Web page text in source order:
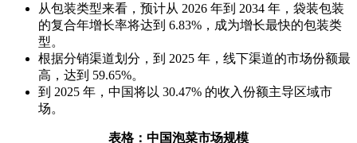
从包装类型来看，预计从 2026 年到 2034 年，袋装包装
的复合年增长率将达到 6.83%，成为增长最快的包装类
型。
根据分销渠道划分，到 2025 年，线下渠道的市场份额最
高，达到 59.65%。
到 2025 年，中国将以 30.47% 的收入份额主导区域市
场。
表格：中国泡菜市场规模